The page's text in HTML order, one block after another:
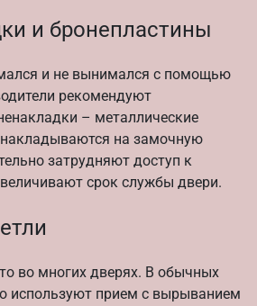
и бронепластины
и не вынимался с помощью
рекомендуют
– металлические
на замочную
затрудняют доступ к
срок службы двери.
во многих дверях. В обычных
используют прием с вырыванием